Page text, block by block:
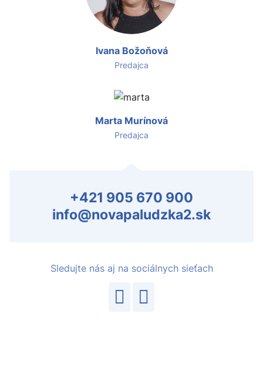
Ivana Božoňová
Predajca
Marta Murínová
Predajca
+421 905 670 900
info@novapaludzka2.sk
Sledujte nás aj na sociálnych sieťach